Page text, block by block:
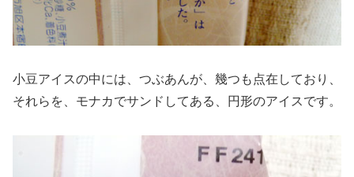
小豆アイスの中には、つぶあんが、幾つも点在しており、
それらを、モナカでサンドしてある、円形のアイスです。